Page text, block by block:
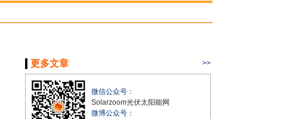
更多文章 >>
微信公众号：
Solarzoom光伏太阳能网
微博公众号：